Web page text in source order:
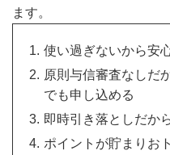
ます。
使い過ぎないから安
原則与信審査なしだ
でも申し込める
即時引き落としだか
ポイントが貯まりお